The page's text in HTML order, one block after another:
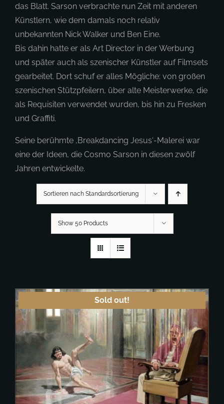
das Blatt. Sarson verbrachte nun Zeit mit anderen
Künstlern, wie dem damals noch relativ
unbekannten Nick Walker und Ben Eine.
Bis dahin hatte er als Art Director in der Werbung
und später auch als szenischer Künstler auf Filmsets
gearbeitet. Dort schuf er alles Mögliche: von großen
szenischen Stützpfeilern, über alte Meisterwerke, die
als Requisiten verwendet wurden, bis hin zu Fresken
und Graffiti.
Seine berühmte ‚Breakdancing Jesus‘-Malerei war
eine der Ideen, die Cosmo Sarson in diesen zwölf
Jahren entwickelte.
Sortieren nach Standardsortierung
Show 50 Products
Sold out!